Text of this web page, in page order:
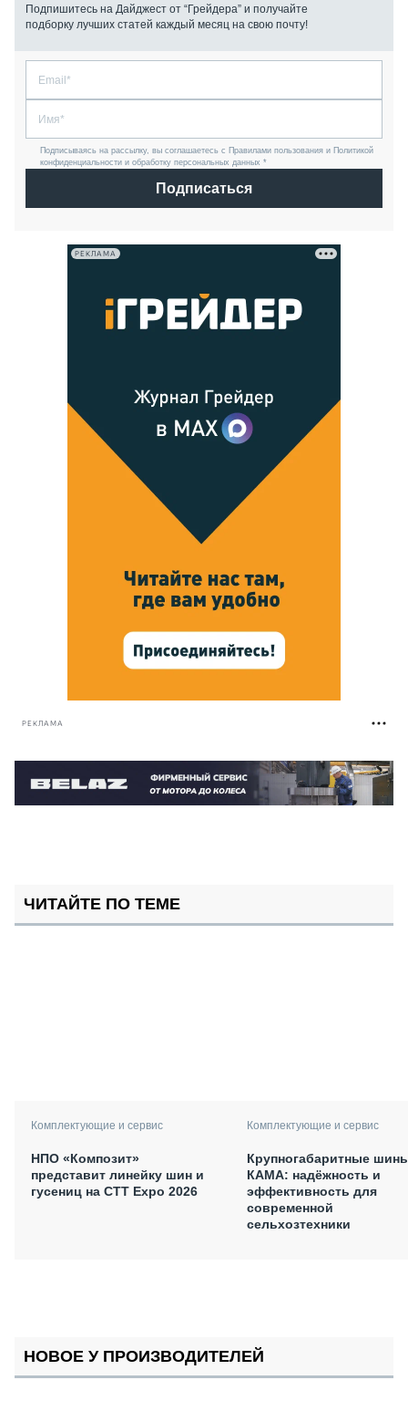
Подпишитесь на Дайджест от “Грейдера” и получайте
подборку лучших статей каждый месяц на свою почту!
Подписываясь на рассылку, вы соглашаетесь с Правилами пользования и Политикой
конфиденциальности и обработку персональных данных *
Подписаться
РЕКЛАМА
РЕКЛАМА
ЧИТАЙТЕ ПО ТЕМЕ
Комплектующие и сервис
НПО «Композит»
представит линейку шин и
гусениц на СТТ Expo 2026
Комплектующие и сервис
Крупногабаритные
КАМА: надёжность и
эффективность для
современной
сельхозтехники
НОВОЕ У ПРОИЗВОДИТЕЛЕЙ